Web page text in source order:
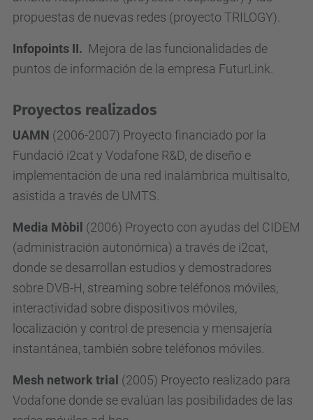
propuestas de nuevas redes (proyecto TRILOGY).
Infopoints II. Mejora de las funcionalidades de
puntos de información de la empresa FuturLink.
Proyectos realizados
UAMN (2006-2007) Proyecto financiado por la
Fundació i2cat y Vodafone R&D, de diseño e
implementación de una red inalámbrica multisalto,
asistida a través de UMTS.
Media Mòbil (2006) Proyecto con ayudas del CIDEM
(administración autonómica) a través de i2cat,
donde se desarrollan estudios y demostradores
sobre DVB-H, streaming sobre teléfonos móviles,
interactividad sobre dispositivos móviles,
localización y control de presencia y mensajería
instantánea, también sobre teléfonos móviles.
Mesh network trial (2005) Proyecto realizado para
Vodafone donde se evalúan las posibilidades de las